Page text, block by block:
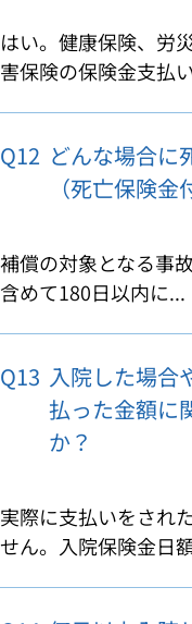
はい。健康保険、労
害保険の保険金支払
Q12 どんな場合に
（死亡保険金
補償の対象となる事
含めて180日以内に...
Q13 入院した場合
払った金額に
か？
実際に支払いをされ
せん。入院保険金日